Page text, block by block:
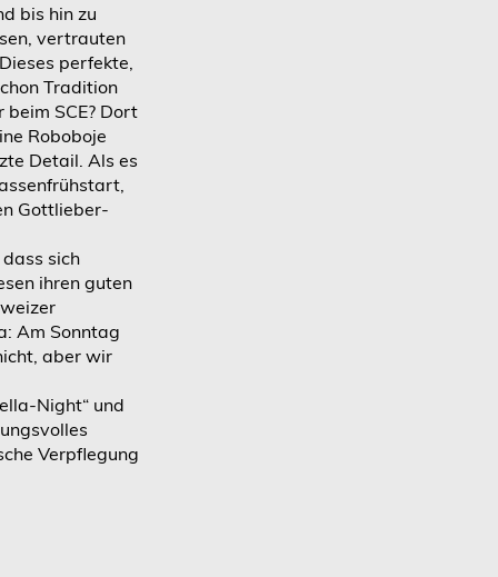
bis hin zu
vertrauten
perfekte,
Tradition
SCE? Dort
Roboboje
Detail. Als es
Gottlieber-
sich
ihren guten
Am Sonntag
aber wir
Night“ und
Verpflegung